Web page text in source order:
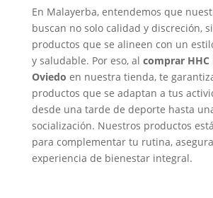
En Malayerba, entendemos que
buscan no solo calidad y discreción,
productos que se alineen con un
y saludable. Por eso, al comprar
Oviedo en nuestra tienda, te
productos que se adaptan a tus
desde una tarde de deporte hasta
socialización. Nuestros productos
para complementar tu rutina,
experiencia de bienestar integral.